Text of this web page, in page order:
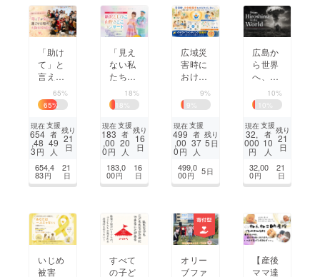
「助け
て」と
言えな
いママ
へ。母
と子が
安心し
て過ご
せる場
阪市東
成区
65%
65%
現在
654
,48
3円
支援
者
49
人
残り
21
日
654,4
83円
21
日
「見え
ない私
たち
を、見
てほし
い」み
のり10
周年記
念・地
なでる
コン
18%
18
現在
183
,00
0円
支援
者
20
人
残り
16
日
183,0
00円
16
日
広域災
害時に
おける
在宅療
養者の
連携型
安否確
認シス
テムの
構築
9%
9
現在
499
,00
0円
支援
者
37
人
残り
5日
499,0
00円 5日
広島か
ら世界
へ、被
爆者の
思いを
伝える
英語パ
ンフ
レット
10%
10
現在
32,
000
円
支援
者
10
人
残り
21
日
32,00
0円
21
日
いじめ
被害
すべて
の子ど
オリー
ブファ
【産後
ママ達